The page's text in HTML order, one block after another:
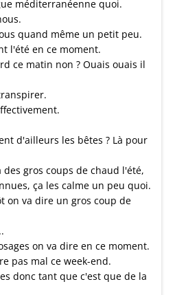
méditerranéenne quoi.
quand même un petit peu.
l'été en ce moment.
ce matin non ? Ouais ouais il
d'ailleurs les bêtes ? Là pour
gros coups de chaud l'été,
ça les calme un peu quoi.
on va dire un gros coup de
on va dire en ce moment.
pas mal ce week-end.
donc tant que c'est que de la